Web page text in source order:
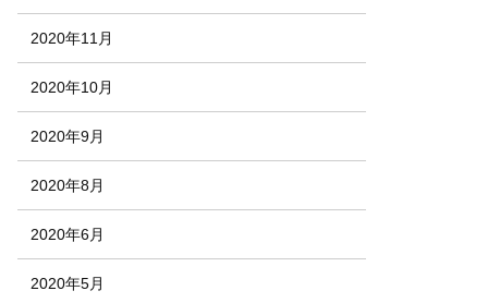
2020年11月
2020年10月
2020年9月
2020年8月
2020年6月
2020年5月